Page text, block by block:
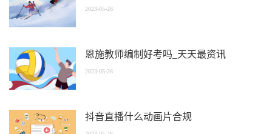
2023-05-26
恩施教师编制好考吗_天天最资讯
2023-05-26
抖音直播什么动画片合规